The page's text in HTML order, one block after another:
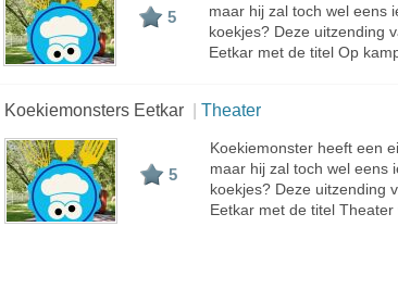
Meest bekeken
A - Z
5
maar hij zal toch wel eens
koekjes? Deze uitzending
Eetkar met de titel Op
Koekiemonsters Eetkar Theater
5
Koekiemonster heeft een
maar hij zal toch wel eens
koekjes? Deze uitzending
Eetkar met de titel Theater